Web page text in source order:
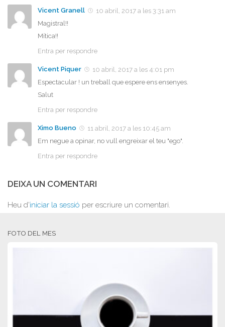
Vicent Granell
10 abril, 2017 a les 3:31 am
Magistral!!
Mítica!!
Entra per respondre
Vicent Piquer
10 abril, 2017 a les 4:01 pm
Espectacular ! un treball que espere ens ensenyes.
Salut
Entra per respondre
Ximo Bueno
11 abril, 2017 a les 10:45 am
Em negue a opinar, no vull engreixar el teu "ego".
Entra per respondre
DEIXA UN COMENTARI
Heu d'iniciar la sessió per escriure un comentari.
FOTO DEL MES